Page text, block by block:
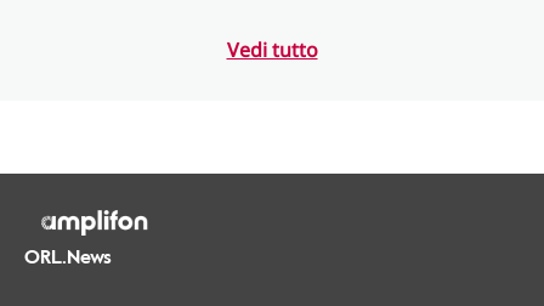
Vedi tutto
ORL.News